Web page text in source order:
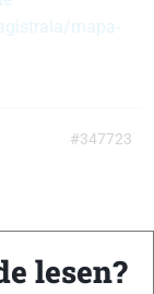
mapa-
#347723
melden unter
unter
lesen?